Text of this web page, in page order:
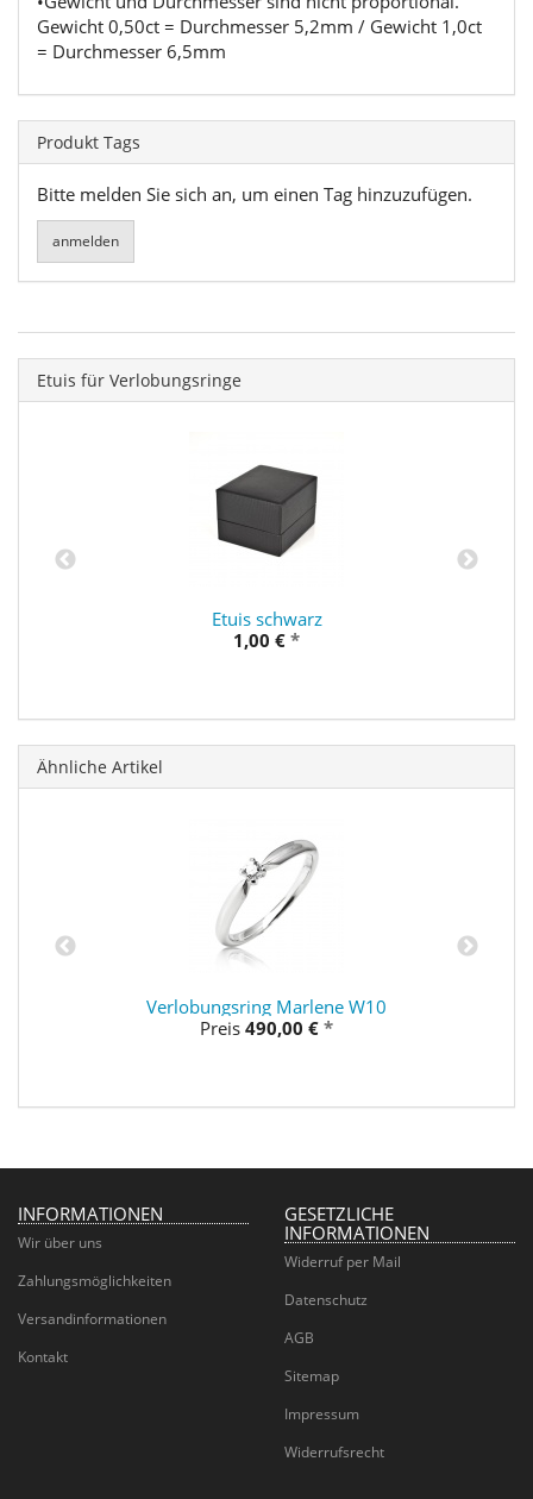
Gewicht 0,50ct = Durchmesser 5,2mm / Gewicht 1,0ct
= Durchmesser 6,5mm
Produkt Tags
Bitte melden Sie sich an, um einen Tag hinzuzufügen.
Etuis für Verlobungsringe
Etuis schwarz
1,00 € *
Ähnliche Artikel
Verlobungsring Marlene W10
Preis 490,00 € *
INFORMATIONEN
Wir über uns
Zahlungsmöglichkeiten
Versandinformationen
Kontakt
GESETZLICHE
INFORMATIONEN
Widerruf per Mail
Datenschutz
AGB
Sitemap
Impressum
Widerrufsrecht